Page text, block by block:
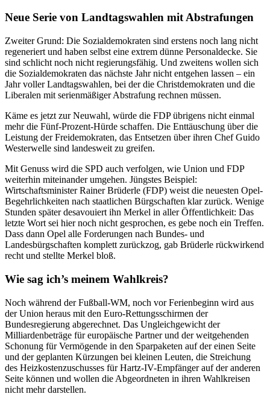
Neue Serie von Landtagswahlen mit Abstrafungen
Zweiter Grund: Die Sozialdemokraten sind erstens noch lang nicht
regeneriert und haben selbst eine extrem dünne Personaldecke. Sie
sind schlicht noch nicht regierungsfähig. Und zweitens wollen sich
die Sozialdemokraten das nächste Jahr nicht entgehen lassen – ein
Jahr voller Landtagswahlen, bei der die Christdemokraten und die
Liberalen mit serienmäßiger Abstrafung rechnen müssen.
Käme es jetzt zur Neuwahl, würde die FDP übrigens nicht einmal
mehr die Fünf-Prozent-Hürde schaffen. Die Enttäuschung über die
Leistung der Freidemokraten, das Entsetzen über ihren Chef Guido
Westerwelle sind landesweit zu greifen.
Mit Genuss wird die SPD auch verfolgen, wie Union und FDP
weiterhin miteinander umgehen. Jüngstes Beispiel:
Wirtschaftsminister Rainer Brüderle (FDP) weist die neuesten Opel-
Begehrlichkeiten nach staatlichen Bürgschaften klar zurück. Wenige
Stunden später desavouiert ihn Merkel in aller Öffentlichkeit: Das
letzte Wort sei hier noch nicht gesprochen, es gebe noch ein Treffen.
Dass dann Opel alle Forderungen nach Bundes- und
Landesbürgschaften komplett zurückzog, gab Brüderle rückwirkend
recht und stellte Merkel bloß.
Wie sag ich’s meinem Wahlkreis?
Noch während der Fußball-WM, noch vor Ferienbeginn wird aus
der Union heraus mit den Euro-Rettungsschirmen der
Bundesregierung abgerechnet. Das Ungleichgewicht der
Milliardenbeträge für europäische Partner und der weitgehenden
Schonung für Vermögende in den Sparpaketen auf der einen Seite
und der geplanten Kürzungen bei kleinen Leuten, die Streichung
des Heizkostenzuschusses für Hartz-IV-Empfänger auf der anderen
Seite können und wollen die Abgeordneten in ihren Wahlkreisen
nicht mehr darstellen.